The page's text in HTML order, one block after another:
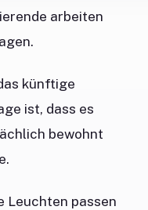
arbeiten
künftige
ist, dass es
bewohnt
Leuchten passen